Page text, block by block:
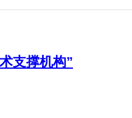
支撑机构”